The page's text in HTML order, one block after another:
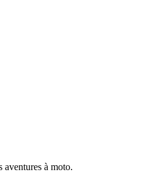
à moto.